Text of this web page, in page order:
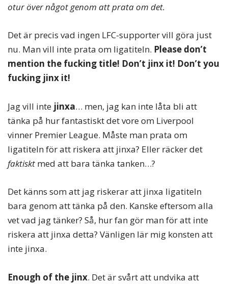
otur över något genom att prata om det.
Det är precis vad ingen LFC-supporter vill göra just
nu. Man vill inte prata om ligatiteln. Please don’t
mention the fucking title! Don’t jinx it! Don’t you
fucking jinx it!
Jag vill inte jinxa… men, jag kan inte låta bli att
tänka på hur fantastiskt det vore om Liverpool
vinner Premier League. Måste man prata om
ligatiteln för att riskera att jinxa? Eller räcker det
faktiskt med att bara tänka tanken…?
Det känns som att jag riskerar att jinxa ligatiteln
bara genom att tänka på den. Kanske eftersom alla
vet vad jag tänker? Så, hur fan gör man för att inte
riskera att jinxa detta? Vänligen lär mig konsten att
inte jinxa.
Enough of the jinx. Det är svårt att undvika att